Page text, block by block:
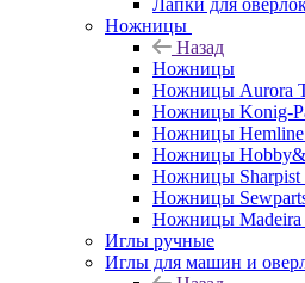
Лапки для
Ножницы
Назад
Ножницы
Ножницы Aurora
Ножницы Konig-
Ножницы Hemline
Ножницы
Ножницы Sharpist
Ножницы
Ножницы Madeira
Иглы ручные
Иглы для машин и